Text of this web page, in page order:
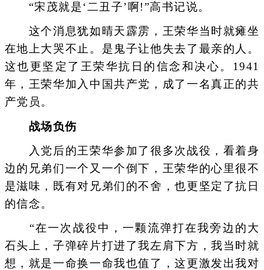
“宋茂就是‘二丑子’啊!”高书记说。
这个消息犹如晴天霹雳，王荣华当时就瘫坐
在地上大哭不止。是鬼子让他失去了最亲的人。
这也更坚定了王荣华抗日的信念和决心。1941
年，王荣华加入中国共产党，成了一名真正的共
产党员。
战场负伤
入党后的王荣华参加了很多次战役，看着身
边的兄弟们一个又一个倒下，王荣华的心里很不
是滋味，既有对兄弟们的不舍，也更坚定了抗日
的信念。
“在一次战役中，一颗流弹打在我旁边的大
石头上，子弹碎片打进了我左肩下方，我当时就
想，就是一命换一命我也值了，这更激发出我对